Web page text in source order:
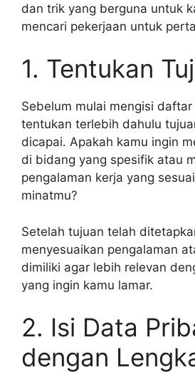
dan trik yang berguna untuk
mencari pekerjaan untuk
1. Tentukan
Sebelum mulai mengisi
tentukan terlebih dahulu
dicapai. Apakah kamu ingin
di bidang yang spesifik atau
pengalaman kerja yang
minatmu?
Setelah tujuan telah
menyesuaikan pengalaman
dimiliki agar lebih relevan
yang ingin kamu lamar.
2. Isi Data
dengan